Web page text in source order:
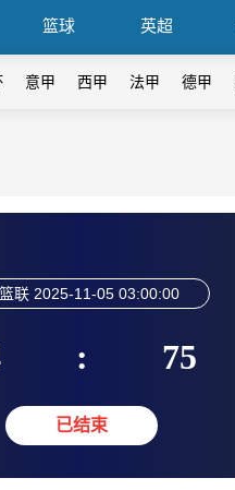
篮球 英超
意甲 西甲 法甲 德甲
联 2025-11-05 03:00:00
: 75
已结束